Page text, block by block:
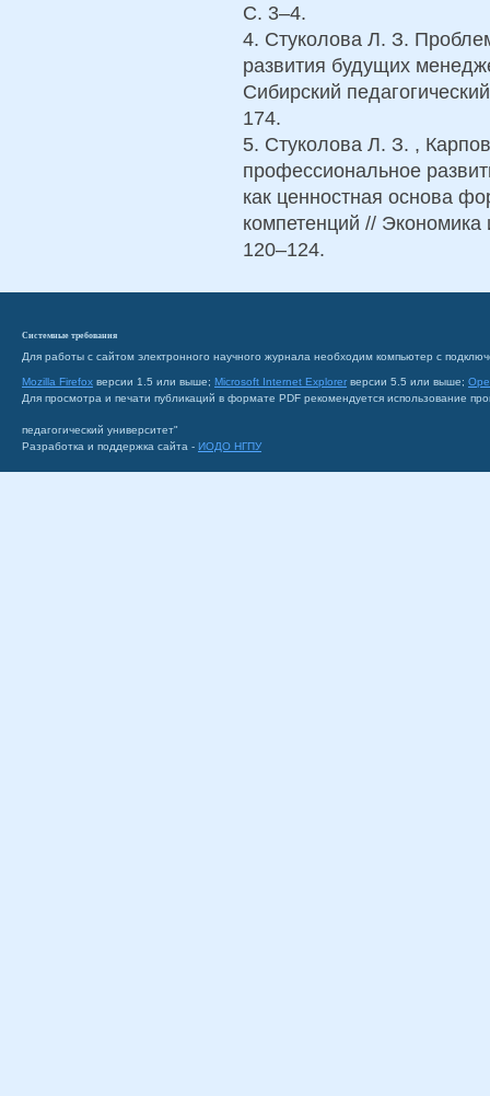
С. 3–4.
4. Стуколова Л. З.
развития будущих
Сибирский
174.
5. Стуколова Л. З. ,
профессиональное
как ценностная основа
компетенций //
120–124.
Системные требования
Для работы с сайтом электронного научного журнала необходим компьютер с
Mozilla Firefox версии 1.5 или выше; Microsoft Internet Explorer версии 5.5 или выше;
Для просмотра и печати публикаций в формате PDF рекомендуется использование
педагогический университет"
Разработка и поддержка сайта - ИОДО НГПУ